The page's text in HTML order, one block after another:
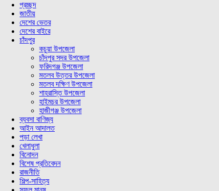
প্রচ্ছদ
জাতীয়
দেশের ভেতর
দেশের বাইরে
চাঁদপুর
কচুয়া উপজেলা
চাঁদপুর সদর উপজেলা
ফরিদগঞ্জ উপজেলা
মতলব উত্তর উপজেলা
মতলব দক্ষিণ উপজেলা
শাহরাস্তি উপজেলা
হাইমচর উপজেলা
হাজীগঞ্জ উপজেলা
ব্যবসা বাণিজ্য
আইন আদালত
পড়া লেখা
খেলাধুলা
বিনোদন
বিশেষ প্রতিবেদন
রাজনীতি
শিল্প-সাহিত্য